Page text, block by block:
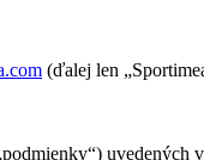
(ďalej len